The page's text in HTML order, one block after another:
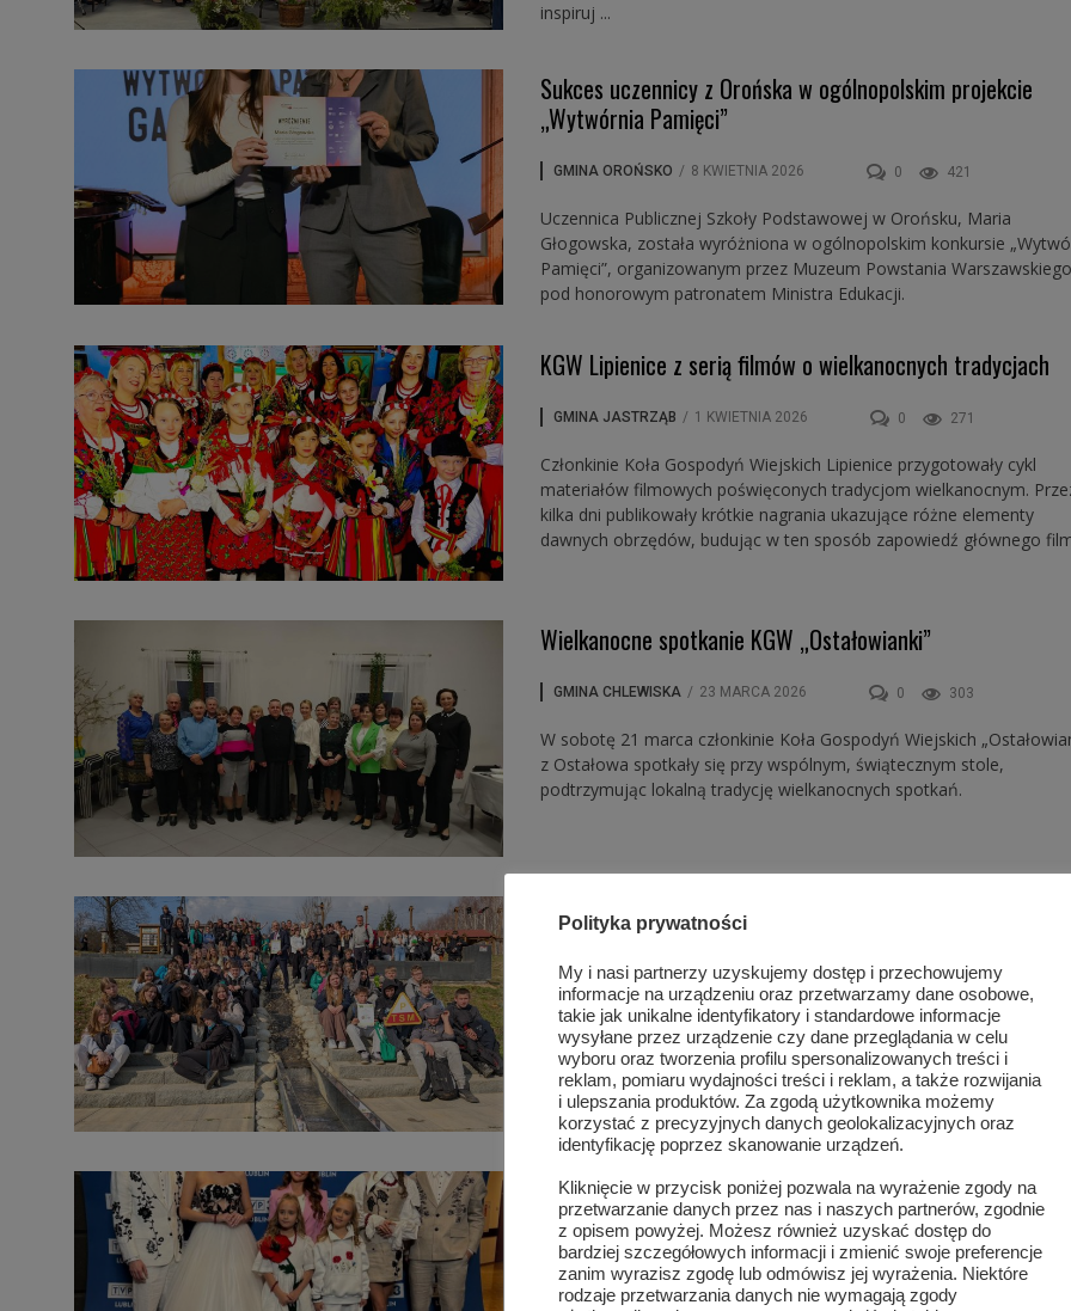
inspiruj ...
Sukces uczennicy z Orońska w ogólnopolskim projekcie
„Wytwórnia Pamięci”
GMINA OROŃSKO / 8 KWIETNIA 2026 0 421
Uczennica Publicznej Szkoły Podstawowej w Orońsku, Maria
Głogowska, została wyróżniona w ogólnopolskim konkursie
Pamięci”, organizowanym przez Muzeum Powstania Warszawskiego
pod honorowym patronatem Ministra Edukacji.
KGW Lipienice z serią filmów o wielkanocnych tradycjach
GMINA JASTRZĄB / 1 KWIETNIA 2026 0 271
Członkinie Koła Gospodyń Wiejskich Lipienice przygotowały cykl
materiałów filmowych poświęconych tradycjom wielkanocnym.
kilka dni publikowały krótkie nagrania ukazujące różne elementy
dawnych obrzędów, budując w ten sposób zapowiedź głównego
Wielkanocne spotkanie KGW „Ostałowianki”
GMINA CHLEWISKA / 23 MARCA 2026 0 303
W sobotę 21 marca członkinie Koła Gospodyń Wiejskich
z Ostałowa spotkały się przy wspólnym, świątecznym stole,
podtrzymując lokalną tradycję wielkanocnych spotkań.
Blisko 200 osób na wiosennym rajdzie w gminie Jastrząb
GMINA JASTRZĄB / 20 MARCA 2026 0 292
W czwartek 19 marca 2026 roku miłośnicy aktywnego wypoczynku
spotkali się na trzeciej edycji Spontanicznego Rajdu w Poszukiwaniu
Wiosny, który w tym roku odbywał się pod hasłem „Zielono mam w
głowie”. Wydarzenie przygotowały wspólnie Mazowiecki Oddział
„Ziemia Radomska”, Publiczna S ...
Krzemień czekoladowy z Gminy Orońsko na
wybiegach
GMINA OROŃSKO / 25 LUTEGO 2026 0 405
Polityka prywatności
My i nasi partnerzy uzyskujemy dostęp i przechowujemy
informacje na urządzeniu oraz przetwarzamy dane osobowe,
takie jak unikalne identyfikatory i standardowe informacje
wysyłane przez urządzenie czy dane przeglądania w celu
wyboru oraz tworzenia profilu spersonalizowanych treści i
reklam, pomiaru wydajności treści i reklam, a także rozwijania
i ulepszania produktów. Za zgodą użytkownika możemy
korzystać z precyzyjnych danych geolokalizacyjnych oraz
identyfikację poprzez skanowanie urządzeń.
Kliknięcie w przycisk poniżej pozwala na wyrażenie zgody na
przetwarzanie danych przez nas i naszych partnerów, zgodnie
z opisem powyżej. Możesz również uzyskać dostęp do
bardziej szczegółowych informacji i zmienić swoje preferencje
zanim wyrazisz zgodę lub odmówisz jej wyrażenia. Niektóre
rodzaje przetwarzania danych nie wymagają zgody